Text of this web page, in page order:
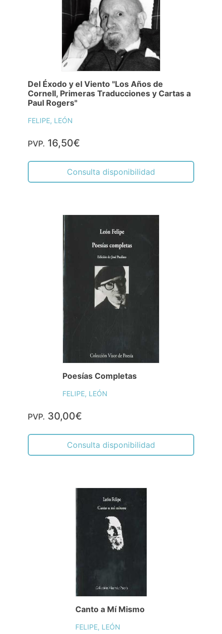
Del Éxodo y el Viento "Los Años de
Cornell, Primeras Traducciones y Cartas a
Paul Rogers"
FELIPE, LEÓN
PVP. 16,50€
Consulta disponibilidad
Poesías Completas
FELIPE, LEÓN
PVP. 30,00€
Consulta disponibilidad
Canto a Mí Mismo
FELIPE, LEÓN